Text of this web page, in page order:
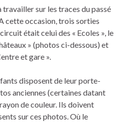
travailler sur les traces du passé
cette occasion, trois sorties
était celui des « Ecoles », le
» (photos ci-dessous) et
et gare ».
disposent de leur porte-
anciennes (certaines datant
de couleur. Ils doivent
sur ces photos. Où le